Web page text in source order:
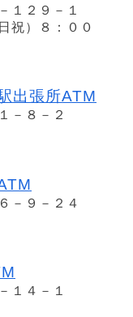
１２９－１
祝）８：００
出張所ATM
－８－２
－９－２４
１４－１